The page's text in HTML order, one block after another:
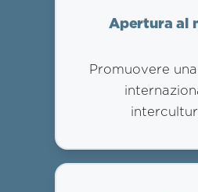
Apertura al
Promuovere